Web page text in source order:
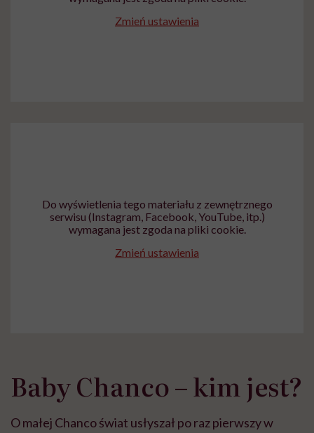
Zmień ustawienia
Do wyświetlenia tego materiału z zewnętrznego
serwisu (Instagram, Facebook, YouTube, itp.)
wymagana jest zgoda na pliki cookie.
Zmień ustawienia
Baby Chanco – kim jest?
O małej Chanco świat usłyszał po raz pierwszy w